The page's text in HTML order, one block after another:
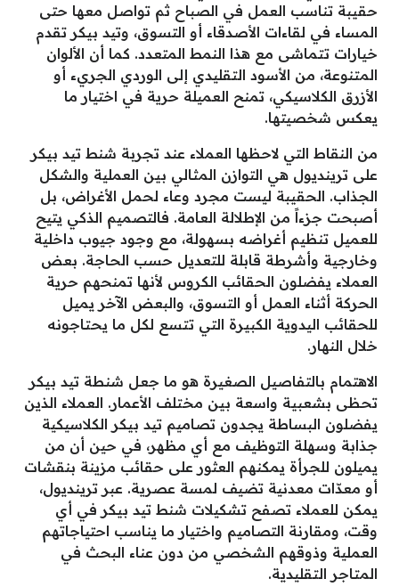
حقيبة تناسب العمل في الصباح ثم تواصل معها حتى
المساء في لقاءات الأصدقاء أو التسوق، وتيد بيكر تقدم
خيارات تتماشى مع هذا النمط المتعدد. كما أن الألوان
المتنوعة، من الأسود التقليدي إلى الوردي الجريء أو
الأزرق الكلاسيكي، تمنح العميلة حرية في اختيار ما
يعكس شخصيتها.
من النقاط التي لاحظها العملاء عند تجربة شنط تيد بيكر
على ترينديول هي التوازن المثالي بين العملية والشكل
الجذاب. الحقيبة ليست مجرد وعاء لحمل الأغراض، بل
أصبحت جزءاً من الإطلالة العامة. فالتصميم الذكي يتيح
للعميل تنظيم أغراضه بسهولة، مع وجود جيوب داخلية
وخارجية وأشرطة قابلة للتعديل حسب الحاجة. بعض
العملاء يفضلون الحقائب الكروس لأنها تمنحهم حرية
الحركة أثناء العمل أو التسوق، والبعض الآخر يميل
للحقائب اليدوية الكبيرة التي تتسع لكل ما يحتاجونه
خلال النهار.
الاهتمام بالتفاصيل الصغيرة هو ما جعل شنطة تيد بيكر
تحظى بشعبية واسعة بين مختلف الأعمار. العملاء الذين
يفضلون البساطة يجدون تصاميم تيد بيكر الكلاسيكية
جذابة وسهلة التوظيف مع أي مظهر، في حين أن من
يميلون للجرأة يمكنهم العثور على حقائب مزينة بنقشات
أو معدّات معدنية تضيف لمسة عصرية. عبر ترينديول،
يمكن للعملاء تصفح تشكيلات شنط تيد بيكر في أي
وقت، ومقارنة التصاميم واختيار ما يناسب احتياجاتهم
العملية وذوقهم الشخصي من دون عناء البحث في
المتاجر التقليدية.